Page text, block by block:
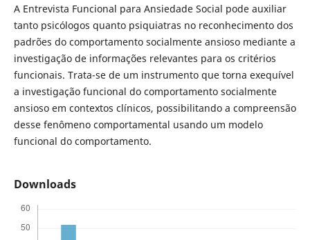
A Entrevista Funcional para Ansiedade Social pode auxiliar
tanto psicólogos quanto psiquiatras no reconhecimento dos
padrões do comportamento socialmente ansioso mediante a
investigação de informações relevantes para os critérios
funcionais. Trata-se de um instrumento que torna exequível
a investigação funcional do comportamento socialmente
ansioso em contextos clínicos, possibilitando a compreensão
desse fenômeno comportamental usando um modelo
funcional do comportamento.
Downloads